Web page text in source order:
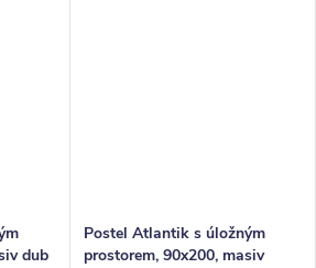
dub
Postel Atlantik s úložným
prostorem, 90x200, masiv